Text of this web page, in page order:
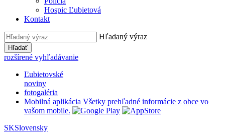
Hospic Ľubietová
Kontakt
Hľadaný výraz
Hľadať
rozšírené vyhľadávanie
Ľubietovské
noviny
fotogaléria
Mobilná aplikácia Všetky prehľadné informácie z obce vo
vašom mobile.
SKSlovensky